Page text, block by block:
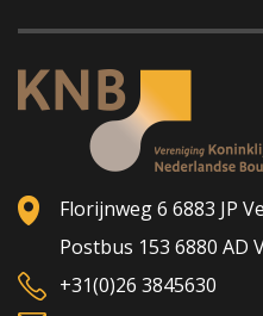
Florijnweg 6 6883 JP
Postbus 153 6880 AD
+31(0)26 3845630